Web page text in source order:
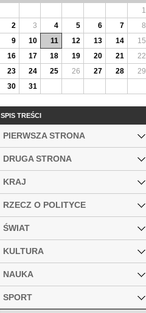
1
2
3 4 5 6 7
8
9
10 11 12 13 14
15
16
17 18 19 20 21
22
23
24 25 26 27 28
29
30
31
SPIS TREŚCI
PIERWSZA STRONA
DRUGA STRONA
KRAJ
RZECZ O POLITYCE
ŚWIAT
KULTURA
NAUKA
SPORT